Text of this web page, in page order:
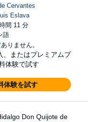
Cervantes
Eslava
間 11 分
語
りません。
、またはプレミアムプ
体験で試す
体験を試す
Don Quijote de